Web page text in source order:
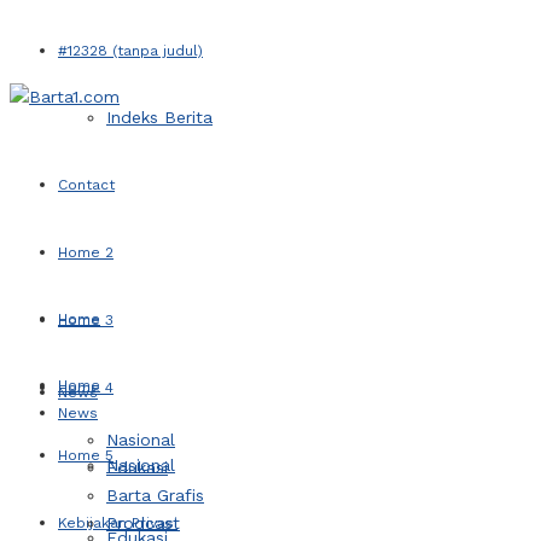
#12328 (tanpa judul)
Indeks Berita
Contact
Home 2
Home 3
Home 4
Home 5
Kebijakan Privasi
Home
News
Nasional
Home
News
Nasional
Edukasi
Barta Grafis
Prodcast